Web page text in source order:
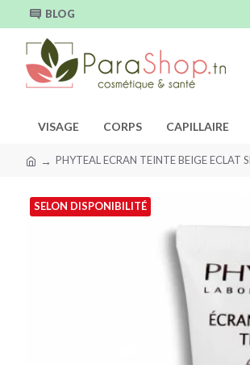
BLOG
VISAGE CORPS CAPILLAIRE
PHYTEAL ECRAN TEINTE BEIGE ECLAT
SELON DISPONIBILITÉ